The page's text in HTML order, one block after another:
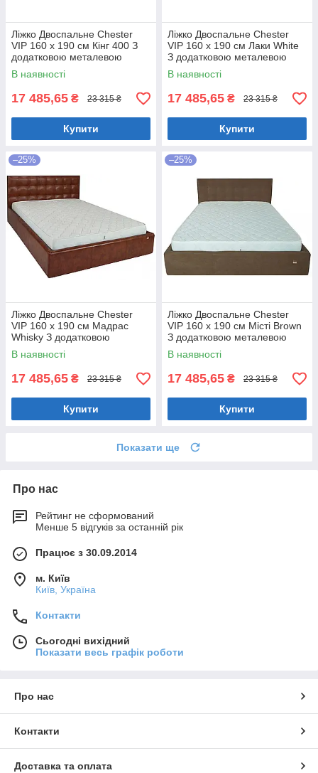
Ліжко Двоспальне Chester
VIP 160 х 190 см Кінг 400 З
додатковою металевою
цільнозварною рамою C1
Білий
В наявності
17 485,65 ₴ 23 315 ₴
Купити
Ліжко Двоспальне Chester
VIP 160 х 190 см Лаки White
З додатковою металевою
цільнозварною рамою Білий
В наявності
17 485,65 ₴ 23 315 ₴
Купити
–25%
Ліжко Двоспальне Chester
VIP 160 х 190 см Мадрас
Whisky З додатковою
металевою цільнозварною
рамою Коричневий
В наявності
17 485,65 ₴ 23 315 ₴
Купити
–25%
Ліжко Двоспальне Chester
VIP 160 х 190 см Місті Brown
З додатковою металевою
цільнозварною рамою
Коричневий
В наявності
17 485,65 ₴ 23 315 ₴
Купити
Показати ще
Про нас
Рейтинг не сформований
Менше 5 відгуків за останній рік
Працює з 30.09.2014
м. Київ
Київ, Україна
Контакти
Сьогодні вихідний
Показати весь графік роботи
Про нас
Контакти
Доставка та оплата